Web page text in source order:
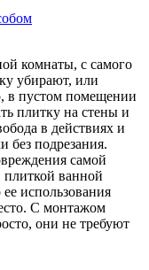
комнаты, с самого
убирают, или
в пустом помещении
плитку на стены и
в действиях и
без подрезания.
самой
плиткой ванной
использования
С монтажом
они не требуют